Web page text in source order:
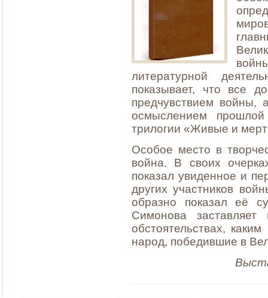
литературной
показывает, что все
предчувствием войны,
осмыслением
трилогии «Живые и
Особое место в
война. B своих
показал увиденное и
других участников
образно показал её
Симонова
обстоятельствах,
народ, победившие в